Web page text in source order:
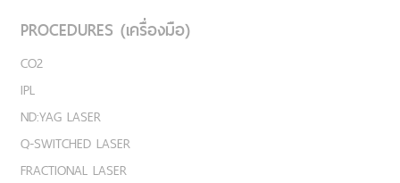
PROCEDURES (เครื่องมือ)
CO2
IPL
ND:YAG LASER
Q-SWITCHED LASER
FRACTIONAL LASER